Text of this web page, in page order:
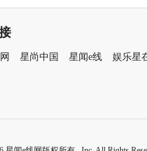
亮相
星尚中国 星闻e线 娱乐星